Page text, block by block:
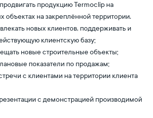
продукцию Termoclip на
объектах на закреплённой территории.
новых клиентов, поддерживать и
клиентскую базу;
новые строительные объекты;
показатели по продажам;
с клиентами на территории клиента
с демонстрацией производимой